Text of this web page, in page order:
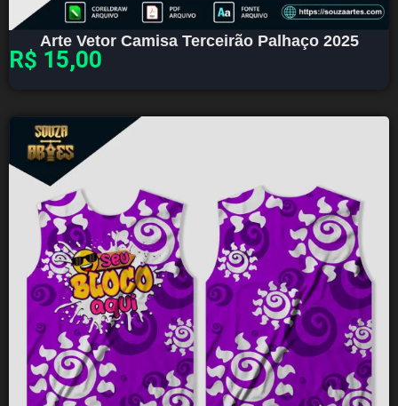
Arte Vetor Camisa Terceirão Palhaço 2025
R$ 15,00